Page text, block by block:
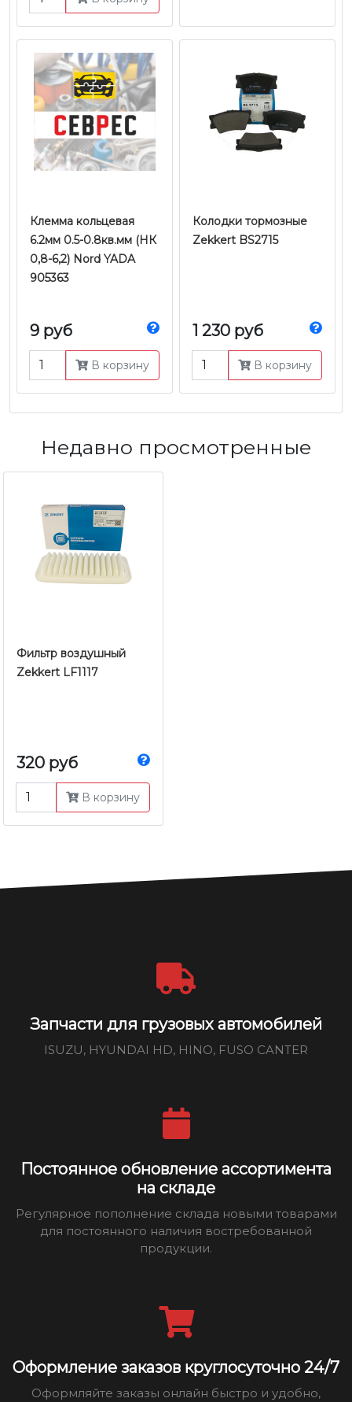
Клемма кольцевая
6.2мм 0.5-0.8кв.мм (НК
0,8-6,2) Nord YADA
905363
9 руб
В корзину
Колодки тормозные
Zekkert BS2715
1 230 руб
В корзину
Недавно просмотренные
Фильтр воздушный
Zekkert LF1117
320 руб
В корзину
Запчасти для грузовых автомобилей
ISUZU, HYUNDAI HD, HINO, FUSO CANTER
Постоянное обновление ассортимента
на складе
Регулярное пополнение склада новыми товарами
для постоянного наличия востребованной
продукции.
Оформление заказов круглосуточно 24/7
Оформляйте заказы онлайн быстро и удобно,